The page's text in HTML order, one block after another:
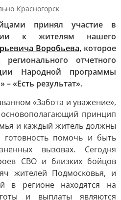
Красногорск
принял участие в
к жителям нашего
Воробьева,которое
отчетного
Народной программы
«Есть результат».
«Забота и уважение»,
принцип
и каждый житель должны
готовность помочь и быть
вызовах. Сегодня
СВО и близких бойцов
жителей Подмосковья, и
в регионе находятся на
и выплаты являются